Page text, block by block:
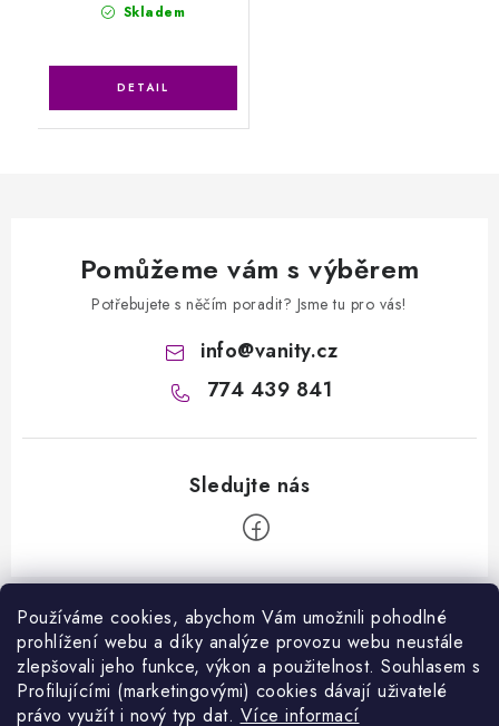
Používáme cookies, abychom Vám umožnili pohodlné
prohlížení webu a díky analýze provozu webu neustále
zlepšovali jeho funkce, výkon a použitelnost. Souhlasem s
Profilujícími (marketingovými) cookies dávají uživatelé
právo využít i nový typ dat. Více informací
Skladem
Pomůžeme vám s výběrem
Potřebujete s něčím poradit? Jsme tu pro vás!
info@vanity.cz
774 439 841
Z
Informace pro vás
Kontakty
Facebook